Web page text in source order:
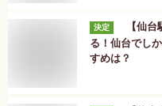
決定
【仙
る！仙台でし
すめは？